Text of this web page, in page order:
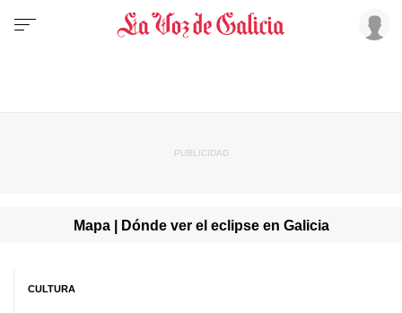
Mapa | Dónde ver el eclipse en Galicia
CULTURA